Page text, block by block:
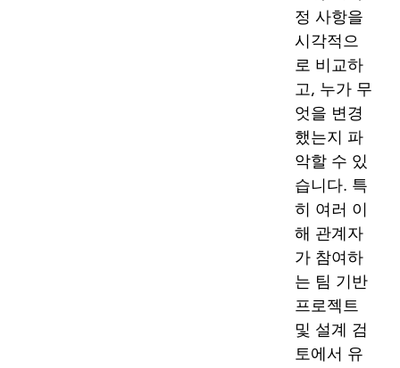
정 사항을
시각적으
로 비교하
고, 누가 무
엇을 변경
했는지 파
악할 수 있
습니다. 특
히 여러 이
해 관계자
가 참여하
는 팀 기반
프로젝트
및 설계 검
토에서 유